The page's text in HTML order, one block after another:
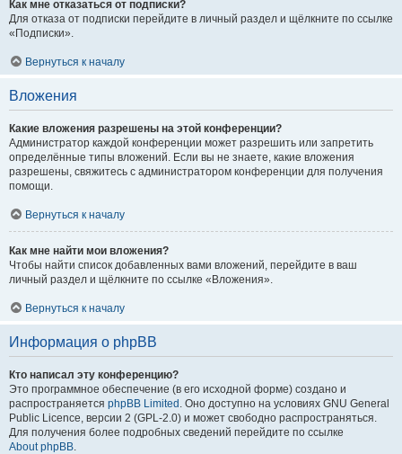
Как мне отказаться от подписки?
Для отказа от подписки перейдите в личный раздел и щёлкните по ссылке
«Подписки».
Вернуться к началу
Вложения
Какие вложения разрешены на этой конференции?
Администратор каждой конференции может разрешить или запретить
определённые типы вложений. Если вы не знаете, какие вложения
разрешены, свяжитесь с администратором конференции для получения
помощи.
Вернуться к началу
Как мне найти мои вложения?
Чтобы найти список добавленных вами вложений, перейдите в ваш
личный раздел и щёлкните по ссылке «Вложения».
Вернуться к началу
Информация о phpBB
Кто написал эту конференцию?
Это программное обеспечение (в его исходной форме) создано и
распространяется phpBB Limited . Оно доступно на условиях GNU General
Public Licence, версии 2 (GPL-2.0) и может свободно распространяться.
Для получения более подробных сведений перейдите по ссылке
About phpBB.